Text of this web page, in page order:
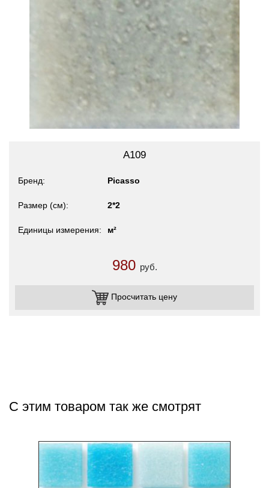
A109
Бренд Picasso
Размер (см) 2*2
Единицы измерения м²
980 руб.
Просчитать цену
С этим товаром так же смотрят